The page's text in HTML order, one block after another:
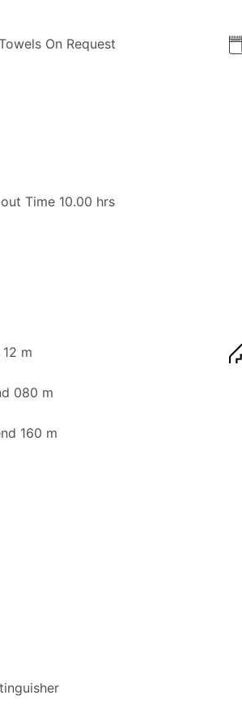
Beach Towels On Request
Time 10.00 hrs
m
080 m
160 m